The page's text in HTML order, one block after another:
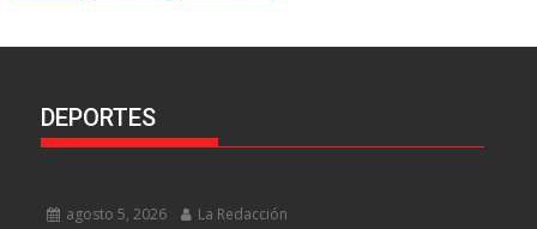
DEPORTES
agosto 5, 2026 La Redacción